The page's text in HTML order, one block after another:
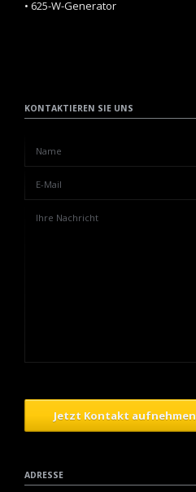
• 625-W-Generator
KONTAKTIEREN SIE UNS
Jetzt Kontakt aufnehmen
ADRESSE